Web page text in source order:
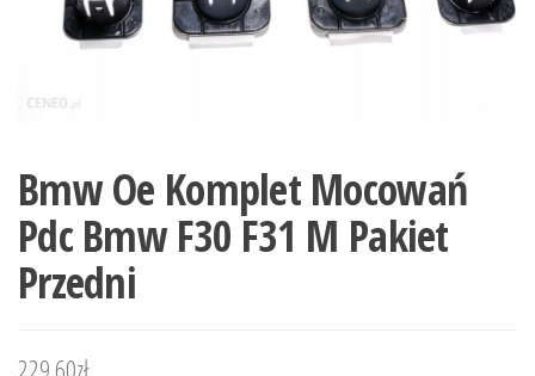
Bmw Oe Komplet Mocowań
Pdc Bmw F30 F31 M Pakiet
Przedni